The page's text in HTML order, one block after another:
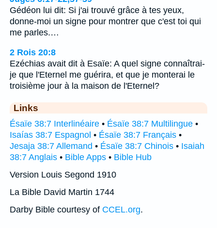
Gédéon lui dit: Si j'ai trouvé grâce à tes yeux,
donne-moi un signe pour montrer que c'est toi qui
me parles.…
2 Rois 20:8
Ezéchias avait dit à Esaïe: A quel signe connaîtrai-
je que l'Eternel me guérira, et que je monterai le
troisième jour à la maison de l'Eternel?
Links
Ésaïe 38:7 Interlinéaire • Ésaïe 38:7 Multilingue •
Isaías 38:7 Espagnol • Ésaïe 38:7 Français •
Jesaja 38:7 Allemand • Ésaïe 38:7 Chinois • Isaiah
38:7 Anglais • Bible Apps • Bible Hub
Version Louis Segond 1910
La Bible David Martin 1744
Darby Bible courtesy of CCEL.org.